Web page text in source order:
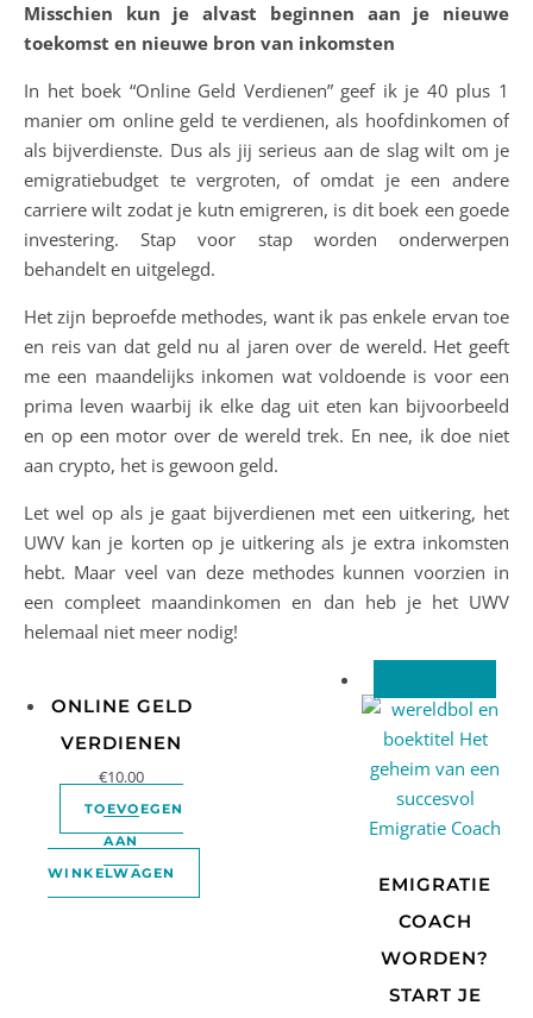
Misschien kun je alvast beginnen aan je nieuwe
toekomst en nieuwe bron van inkomsten
In het boek “Online Geld Verdienen” geef ik je 40 plus 1
manier om online geld te verdienen, als hoofdinkomen of
als bijverdienste. Dus als jij serieus aan de slag wilt om je
emigratiebudget te vergroten, of omdat je een andere
carriere wilt zodat je kutn emigreren, is dit boek een goede
investering. Stap voor stap worden onderwerpen
behandelt en uitgelegd.
Het zijn beproefde methodes, want ik pas enkele ervan toe
en reis van dat geld nu al jaren over de wereld. Het geeft
me een maandelijks inkomen wat voldoende is voor een
prima leven waarbij ik elke dag uit eten kan bijvoorbeeld
en op een motor over de wereld trek. En nee, ik doe niet
aan crypto, het is gewoon geld.
Let wel op als je gaat bijverdienen met een uitkering, het
UWV kan je korten op je uitkering als je extra inkomsten
hebt. Maar veel van deze methodes kunnen voorzien in
een compleet maandinkomen en dan heb je het UWV
helemaal niet meer nodig!
ONLINE GELD
VERDIENEN
€10.00
TOEVOEGEN
AAN
WINKELWAGEN
EMIGRATIE
COACH
WORDEN?
START JE